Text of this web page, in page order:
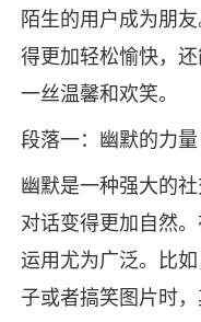
陌生的用户成为朋
得更加轻松愉快，
一丝温馨和欢笑。
段落一：幽默的力量
幽默是一种强大的
对话变得更加自然
运用尤为广泛。比
子或者搞笑图片时